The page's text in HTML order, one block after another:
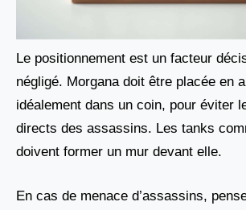
Le positionnement est un facteur
négligé. Morgana doit être placée en
idéalement dans un coin, pour éviter
directs des assassins. Les tanks
doivent former un mur devant elle.
En cas de menace d’assassins,